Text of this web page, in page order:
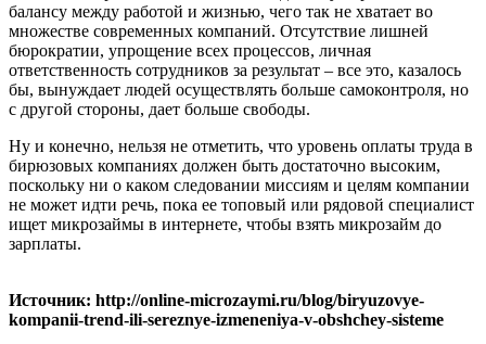
балансу между работой и жизнью, чего так не хватает во
множестве современных компаний. Отсутствие лишней
бюрократии, упрощение всех процессов, личная
ответственность сотрудников за результат – все это, казалось
бы, вынуждает людей осуществлять больше самоконтроля, но
с другой стороны, дает больше свободы.
Ну и конечно, нельзя не отметить, что уровень оплаты труда в
бирюзовых компаниях должен быть достаточно высоким,
поскольку ни о каком следовании миссиям и целям компании
не может идти речь, пока ее топовый или рядовой специалист
ищет микрозаймы в интернете, чтобы взять микрозайм до
зарплаты.
Источник: http://online-microzaymi.ru/blog/biryuzovye-
kompanii-trend-ili-sereznye-izmeneniya-v-obshchey-sisteme